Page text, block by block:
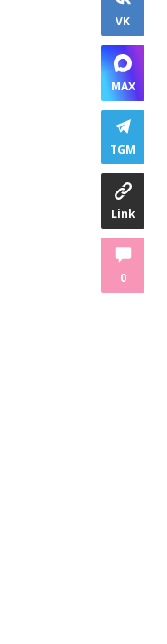
VK
MAX
TGM
Link
0